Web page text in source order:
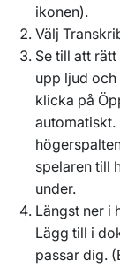
ikonen).
Välj
Se till att
upp ljud
klicka på
automatiskt.
spelaren till
under.
Längst ner i
Lägg till i
passar dig.